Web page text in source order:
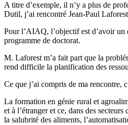
A titre d’exemple, il n’y a plus de
Dutil, j’ai rencontré Jean-Paul
Pour l’AIAQ, l’objectif est d’avoir un
programme de doctorat.
M. Laforest m’a fait part que la
rend difficile la planification des
Ce que j’ai compris de ma rencontre,
La formation en génie rural et
et à l’étranger et ce, dans des
la salubrité des aliments,